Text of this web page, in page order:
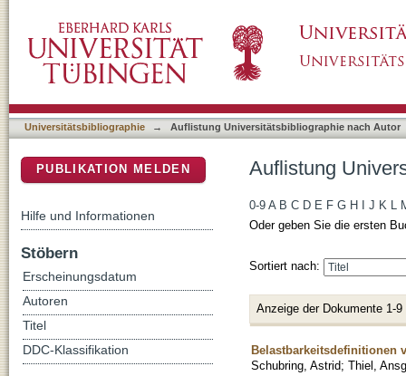
Universitätsbibliographie → Auflistung Universitätsbibliographie nach Autor
Auflistung
0-9 A B C D E F G H J K L
Oder geben Sie die ersten
Sortiert nach:
Anzeige der Dokumente 1-9
Belastbarkeitsdefinitionen
Schubring, Astrid; Thiel,
PUBLIKATION MELDEN
Hilfe und Informationen
Stöbern
Erscheinungsdatum
Autoren
Titel
DDC-Klassifikation